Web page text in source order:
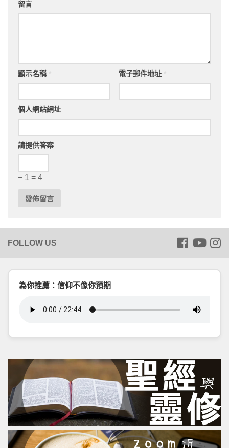
留言
顯示名稱 電子郵件地址
個人網站網址
請提供答案
− 1 = 4
為你推薦：信仰不像你預期